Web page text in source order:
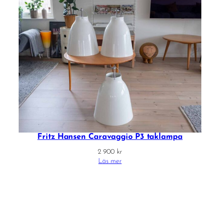
Fritz Hansen Caravaggio P3 taklampa
2 900 kr
Läs mer